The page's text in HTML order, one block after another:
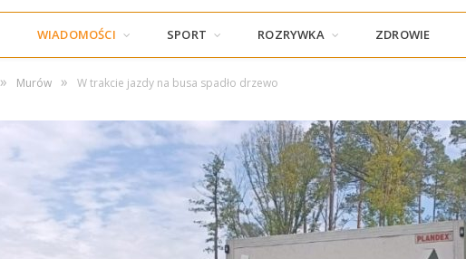
WIADOMOŚCI SPORT ROZRYWKA ZDROWIE
» Murów » W trakcie jazdy na busa spadło drzewo